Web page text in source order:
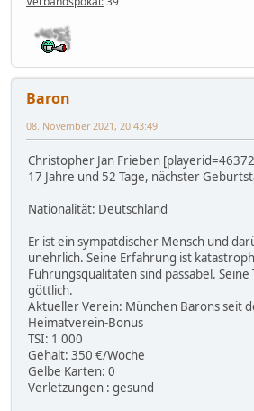
Baron
08. November 2021, 20:43:49
Christopher Jan Frieben
17 Jahre und 52 Tage, nächster
Nationalität: Deutschland
Er ist ein sympatdischer Mensch und
unehrlich. Seine Erfahrung ist
Führungsqualitäten sind passabel.
göttlich.
Aktueller Verein: München Barons seit
Heimatverein-Bonus
TSI: 1 000
Gehalt: 350 €/Woche
Gelbe Karten: 0
Verletzungen : gesund